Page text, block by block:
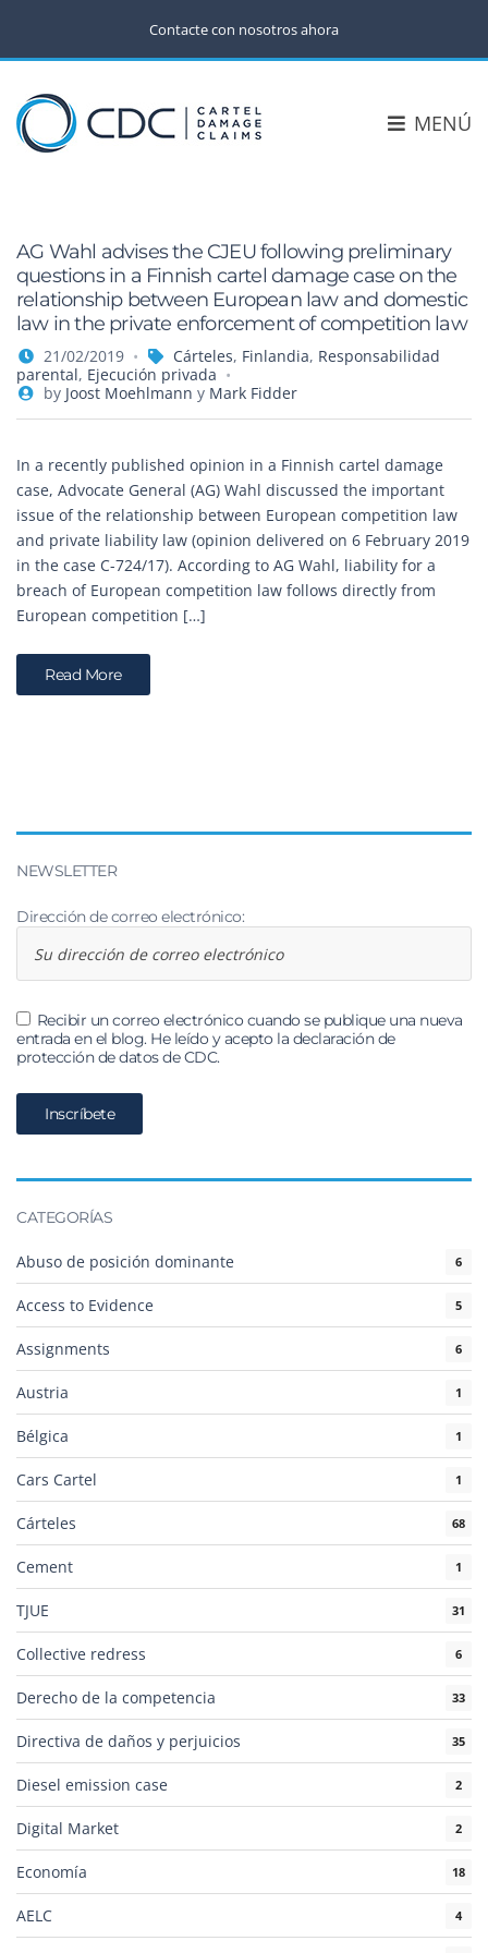
Contacte con nosotros ahora
MENÚ
AG Wahl advises the CJEU following preliminary
questions in a Finnish cartel damage case on the
relationship between European law and domestic
law in the private enforcement of competition law
21/02/2019 Cárteles, Finlandia, Responsabilidad
parental, Ejecución privada
by Joost Moehlmann y Mark Fidder
In a recently published opinion in a Finnish cartel damage
case, Advocate General (AG) Wahl discussed the important
issue of the relationship between European competition law
and private liability law (opinion delivered on 6 February 2019
in the case C-724/17). According to AG Wahl, liability for a
breach of European competition law follows directly from
European competition […]
Read More
NEWSLETTER
Dirección de correo electrónico:
Recibir un correo electrónico cuando se publique una nueva
entrada en el blog. He leído y acepto la declaración de
protección de datos de CDC.
CATEGORÍAS
Abuso de posición dominante 6
Access to Evidence 5
Assignments 6
Austria 1
Bélgica 1
Cars Cartel 1
Cárteles 68
Cement 1
TJUE 31
Collective redress 6
Derecho de la competencia 33
Directiva de daños y perjuicios 35
Diesel emission case 2
Digital Market 2
Economía 18
AELC 4